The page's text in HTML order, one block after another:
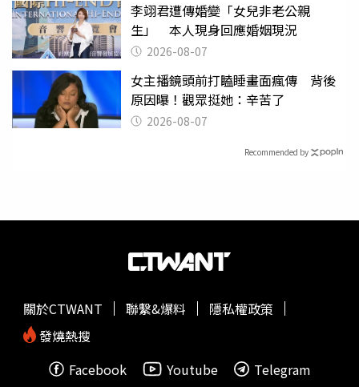
李翊君遭傳婚變「女兒非老公親
生」 本人現身回應婚姻現況
2026-08-07
女主播鏡頭前打瞌睡畫面瘋傳 背後
原因曝！觀眾挺她：辛苦了
2026-08-07
Recommended by
關於CTWANT 聯繫&爆料
隱私權政策
發燒熱搜
Facebook
Youtube Telegram